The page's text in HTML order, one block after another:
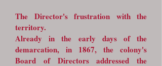
The Director's frustration with the
territory.
Already in the early days of the
demarcation, in 1867, the colony's
Board of Directors addressed the